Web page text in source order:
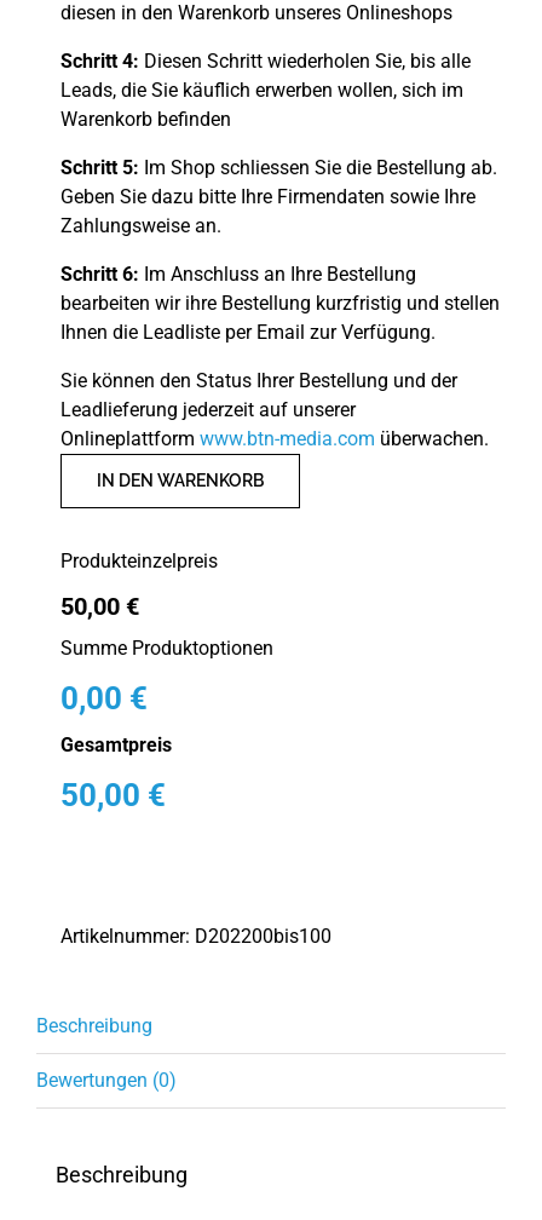
diesen in den Warenkorb unseres Onlineshops
Schritt 4: Diesen Schritt wiederholen Sie, bis alle
Leads, die Sie käuflich erwerben wollen, sich im
Warenkorb befinden
Schritt 5: Im Shop schliessen Sie die Bestellung ab.
Geben Sie dazu bitte Ihre Firmendaten sowie Ihre
Zahlungsweise an.
Schritt 6: Im Anschluss an Ihre Bestellung
bearbeiten wir ihre Bestellung kurzfristig und stellen
Ihnen die Leadliste per Email zur Verfügung.
Sie können den Status Ihrer Bestellung und der
Leadlieferung jederzeit auf unserer
Onlineplattform www.btn-media.com überwachen.
IN DEN WARENKORB
Produkteinzelpreis
50,00 €
Summe Produktoptionen
0,00 €
Gesamtpreis
50,00 €
Artikelnummer: D202200bis100
Beschreibung
Bewertungen (0)
Beschreibung